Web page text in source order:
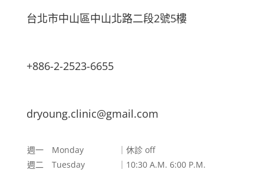
台北市中山區中山北路二段2號5樓
+886-2-2523-6655
dryoung.clinic@gmail.com
週一 Monday
｜休診 off
週二 Tuesday
｜10:30 A.M. 6:00 P.M.